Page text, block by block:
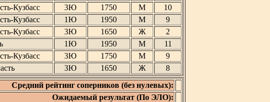
Кузбасс 3Ю 1750 М
10
Кузбасс 1Ю 1950 М
9
Кузбасс 3Ю 1650 Ж
2
1Ю 1950 М
11
Кузбасс 3Ю 1750 М
9
3Ю 1650 Ж
8
Средний рейтинг соперников (без нулевых):
Ожидаемый результат (По ЭЛО):